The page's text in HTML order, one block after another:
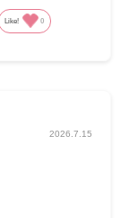
Like! 0
2026.7.15